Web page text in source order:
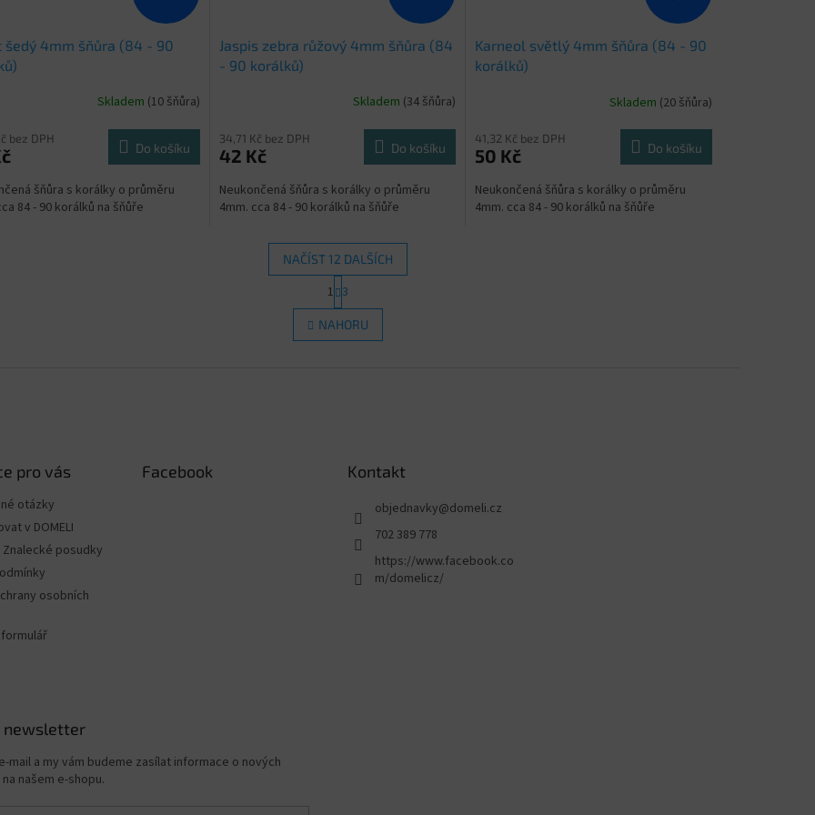
šedý 4mm šňůra (84 - 90
Skladem (10 šňůra)
bez DPH
Do košíku
šňůra s korálky o průměru
84 - 90 korálků na šňůře
Jaspis zebra růžový 4mm šňůra (84
- 90 korálků)
Skladem (34 šňůra)
34,71 Kč bez DPH
42 Kč Do košíku
Neukončená šňůra s korálky o průměru
4mm. cca 84 - 90 korálků na šňůře
Karneol světlý 4mm šňůra (84 - 90
korálků)
Skladem (20 šňůra)
41,32 Kč bez DPH
50 Kč Do košíku
Neukončená šňůra s korálky o průměru
4mm. cca 84 - 90 korálků na šňůře
O
v
l
NAČÍST 12 DALŠÍCH
t
r
á
n
1 3
NAHORU
pro vás
otázky
v DOMELI
posudky
osobních
Facebook Kontakt
objednavky@domeli.cz
702 389 778
https://www.facebook.co
m/domelicz/
newsletter
mail a my vám budeme zasílat informace o nových
našem e-shopu.